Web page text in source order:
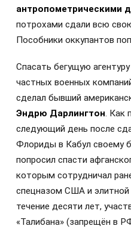
антропометрическими
потрохами сдали всю
Пособники оккупантов
Спасать бегущую
частных военных
сделал бывший
Эндрю Дарлингтон. Как
следующий день после
Флориды в Кабул своему
попросил спасти
которым сотрудничал
спецназом США и элитной
течение десяти лет,
«Талибана» (запрещён в